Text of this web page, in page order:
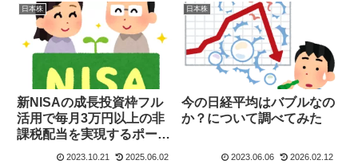
日本株
新NISAの成長投資枠フル
活用で毎月3万円以上の非
課税配当を実現するポート
フォリオの紹介
2023.10.21 2025.06.02
日本株
今の日経平均はバブルなの
か？について調べてみた
2023.06.06 2026.02.12